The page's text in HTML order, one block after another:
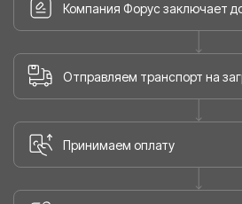
Компания Форус заключает
Отправляем транспорт на
Принимаем оплату